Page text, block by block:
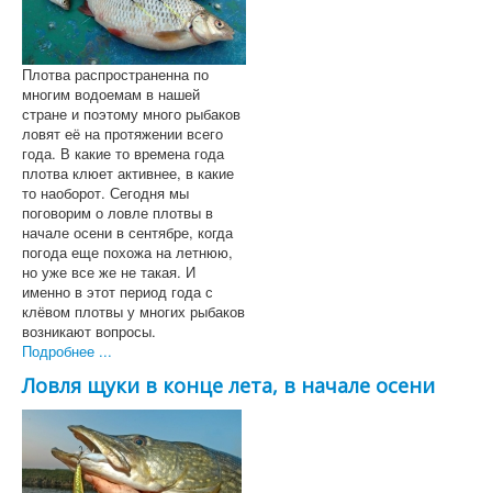
Плотва распространенна по
многим водоемам в нашей
стране и поэтому много рыбаков
ловят её на протяжении всего
года. В какие то времена года
плотва клюет активнее, в какие
то наоборот. Сегодня мы
поговорим о ловле плотвы в
начале осени в сентябре, когда
погода еще похожа на летнюю,
но уже все же не такая. И
именно в этот период года с
клёвом плотвы у многих рыбаков
возникают вопросы.
Подробнее ...
Ловля щуки в конце лета, в начале осени